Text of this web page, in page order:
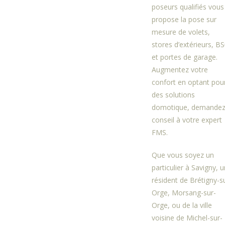
poseurs qualifiés vous
propose la pose sur
mesure de volets,
stores d’extérieurs,
et portes de garage.
Augmentez votre
confort en optant
des solutions
domotique, demandez
conseil à votre expert
FMS.
Que vous soyez un
particulier à Savigny,
résident de Brétigny-
Orge, Morsang-sur-
Orge, ou de la ville
voisine de Michel-sur-